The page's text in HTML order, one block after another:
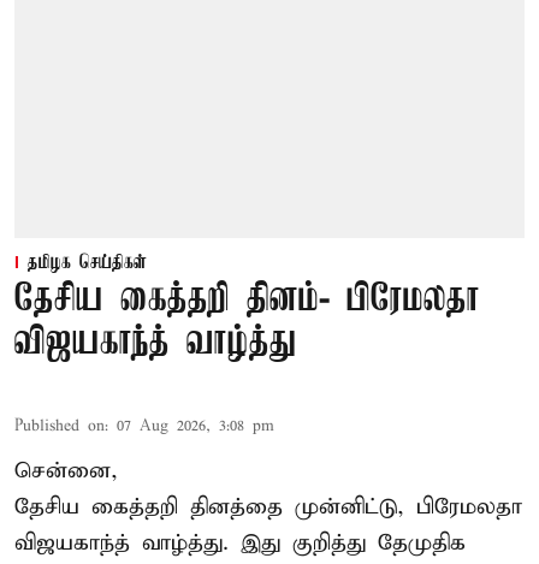
தமிழக செய்திகள்
தேசிய கைத்தறி தினம்- பிரேமலதா
விஜயகாந்த் வாழ்த்து
Published on: 07 Aug 2026, 3:08 pm
சென்னை,
தேசிய கைத்தறி தினத்தை முன்னிட்டு, பிரேமலதா
விஜயகாந்த் வாழ்த்து. இது குறித்து தேமுதிக